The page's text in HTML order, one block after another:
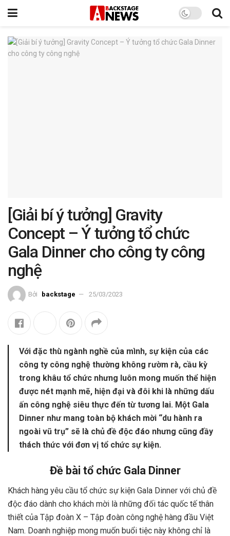
[Giải bí ý tưởng] Gravity
Concept – Ý tưởng tổ chức
Gala Dinner cho công ty công
nghệ
Bởi backstage 25/03/2023
Với đặc thù ngành nghề của mình, sự kiện của các
công ty công nghệ thường không rườm rà, cầu kỳ
trong khâu tổ chức nhưng luôn mong muốn thể hiện
được nét mạnh mẽ, hiện đại và đôi khi là những dấu
ấn công nghệ siêu thực đến từ tương lai. Một Gala
Dinner như mang toàn bộ khách mời “du hành ra
ngoài vũ trụ” sẽ là chủ đề độc đáo nhưng cũng đầy
thách thức với đơn vị tổ chức sự kiện.
Đề bài tổ chức Gala Dinner
Khách hàng yêu cầu tổ chức sự kiện Gala Dinner với chủ đề
độc đáo dành cho khách mời là những đối tác quốc tế thân
thiết của Tập đoàn X – Tập đoàn công nghệ hàng đầu Việt
Nam. Doanh nghiệp mong muốn buổi tiệc này không chỉ là